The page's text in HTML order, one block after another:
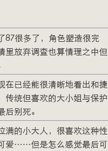
87很多了，角色塑造很完
里放弃调查也算情理之中但
已经能很清晰地看出和捷
传统但喜欢的大小姐与保护
别死。
满的小大人，很喜欢这种性
爱……但是怎么感觉最后可